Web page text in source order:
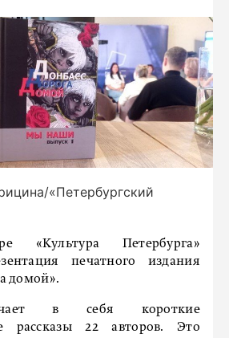
«Петербургский
«Культура Петербурга»
печатного издания
домой».
в себя короткие
рассказы 22 авторов. Это